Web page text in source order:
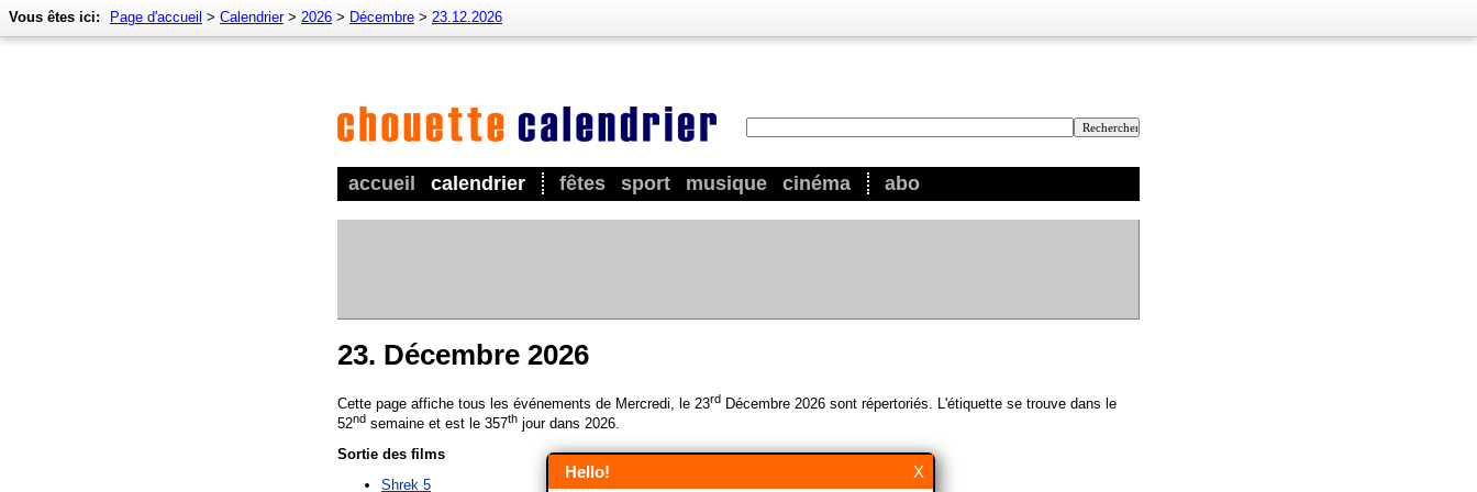
accueil calendrier fêtes sport musique cinéma abo
Vous êtes ici: Page d'accueil > Calendrier> 2026 > Décembre > 23.12.2026
23. Décembre 2026
Cette page affiche tous les événements de Mercredi, le 23rd Décembre 2026 sont répertoriés. L'étiquette se trouve dans le
52nd semaine et est le 357th jour dans 2026.
Sortie des films
Shrek 5
X
Hello!